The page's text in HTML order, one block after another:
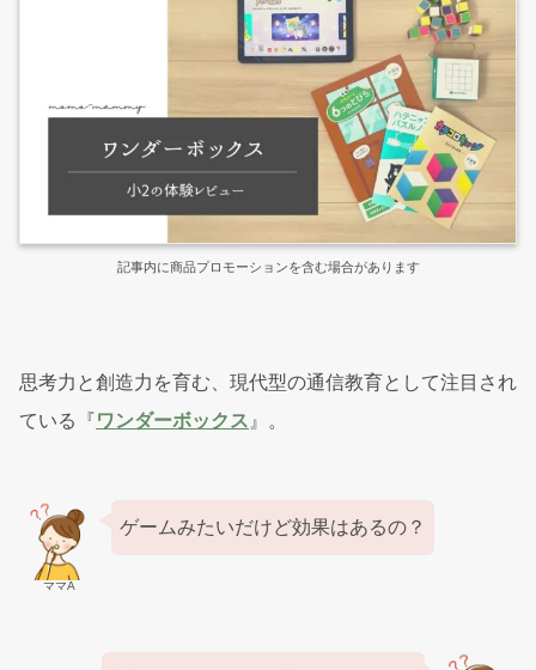
記事内に商品プロモーションを含む場合があります
思考力と創造力を育む、現代型の通信教育として注目され
ている『ワンダーボックス 』。
ママA
ゲームみたいだけど効果はあるの？